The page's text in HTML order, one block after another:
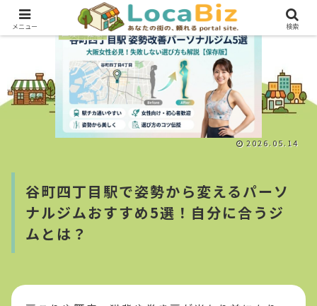
谷町四丁目駅で姿勢から変えるパーソ
ナルジムおすすめ5選！自分に合うジ
ムとは？
医療・健康
2026.05.14
メニュー 検索